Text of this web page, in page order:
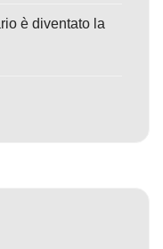
è diventato la